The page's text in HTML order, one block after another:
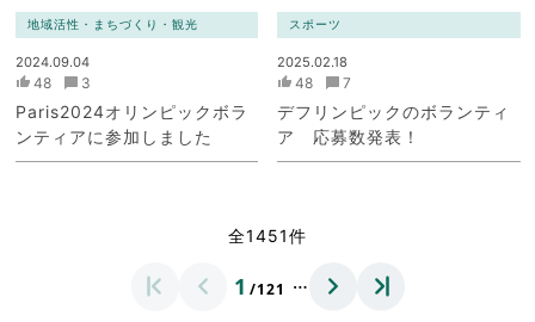
地域活性・まちづくり・観光
2024.09.04
48 3
Paris2024オリンピックボラ
ンティアに参加しました
スポーツ
2025.02.18
48 7
デフリンピックのボランティ
ア 応募数発表！
全1451件
1 /121 …